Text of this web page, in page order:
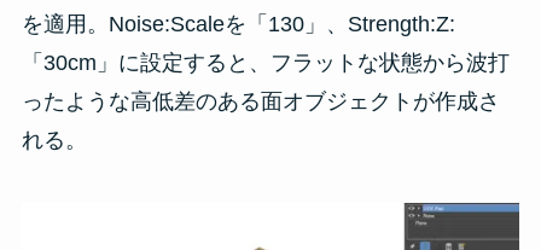
を適用。Noise:Scaleを「130」、Strength:Z:
「30cm」に設定すると、フラットな状態から波打
ったような高低差のある面オブジェクトが作成さ
れる。